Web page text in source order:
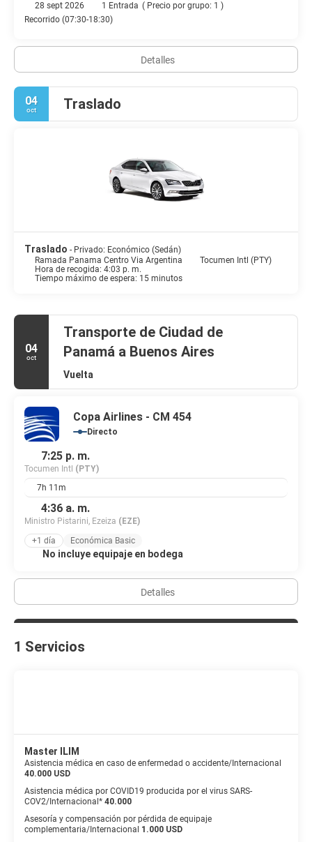
07:00 a 10:00.
horas y un ascensor a tu disposición. ¿Estás organizando un
evento en Ciudad de Panamá? En este hotel tienes a tu
disposición 120 metros cuadrados de espacio con zona para
conferencias y 3 salas de reuniones. Hay un aparcamiento sin
asistencia gratuito disponible.
28 sept 2026 1 Entrada ( Precio por grupo: 1 )
Recorrido (07:30-18:30)
Detalles
04
oct Traslado
Traslado - Privado: Económico (Sedán)
Ramada Panama Centro Via Argentina
Tocumen Intl (PTY)
Hora de recogida: 4:03 p. m.
Tiempo máximo de espera: 15 minutos
04
oct
Transporte de Ciudad de
Panamá a Buenos Aires
Vuelta
Copa Airlines - CM 454
Directo
7:25 p. m.
Tocumen Intl (PTY)
7h 11m
4:36 a. m.
Ministro Pistarini, Ezeiza (EZE)
+1 día
Económica Basic
No incluye equipaje en bodega
Detalles
1 Servicios
Master ILIM
Asistencia médica en caso de enfermedad o accidente/Internacional
40.000 USD
Asistencia médica por COVID19 producida por el virus SARS-
COV2/Internacional* 40.000
Asesoría y compensación por pérdida de equipaje
complementaria/Internacional 1.000 USD